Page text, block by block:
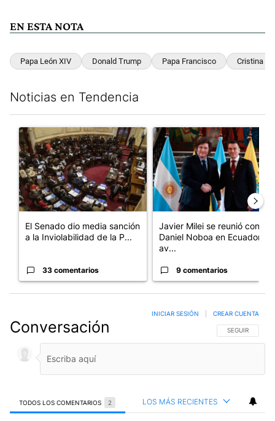
EN ESTA NOTA
Papa León XIV Donald Trump Papa Francisco Cristina
Noticias en Tendencia
Un artículo de tendencia con el título "El Senado dio media
El Senado dio media sanción
a la Inviolabilidad de la P...
33 comentarios
Un artículo de tendencia con
Javier Milei se reunió con
Daniel Noboa en Ecuador y
av...
9 comentarios
Conversación SIGA ESTA
SEGUIR
INICIAR SESIÓN CREAR CUENTA
TODOS LOS COMENTARIOS 2 LOS MÁS RECIENTES